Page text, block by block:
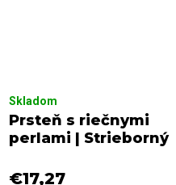
Prsteň s riečnymi
perlami | Strieborný
Skladom
€17,27